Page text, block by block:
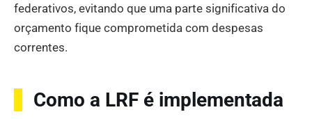
federativos, evitando que uma parte significativa do
orçamento fique comprometida com despesas
correntes.
Como a LRF é implementada